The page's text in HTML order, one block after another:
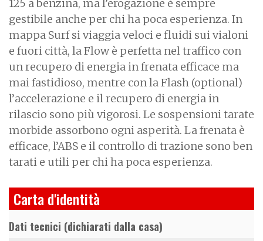
125 a benzina, ma l’erogazione è sempre
gestibile anche per chi ha poca esperienza. In
mappa Surf si viaggia veloci e fluidi sui vialoni
e fuori città, la Flow è perfetta nel traffico con
un recupero di energia in frenata efficace ma
mai fastidioso, mentre con la Flash (optional)
l’accelerazione e il recupero di energia in
rilascio sono più vigorosi. Le sospensioni tarate
morbide assorbono ogni asperità. La frenata è
efficace, l’ABS e il controllo di trazione sono ben
tarati e utili per chi ha poca esperienza.
Carta d'identità
Dati tecnici (dichiarati dalla casa)